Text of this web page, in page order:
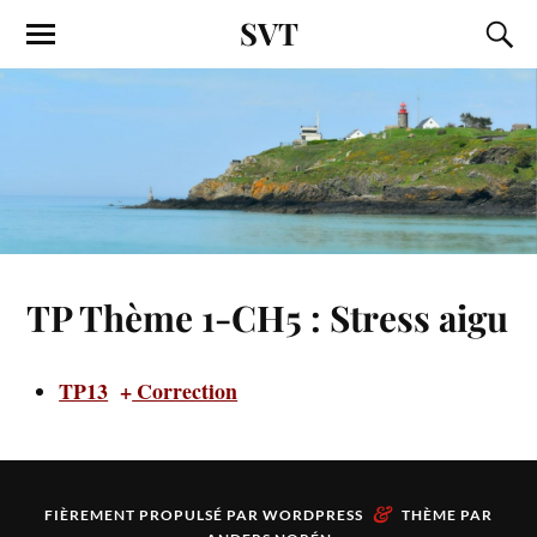
SVT
TP Thème 1-CH5 : Stress aigu
TP13 +Correction
FIÈREMENT PROPULSÉ PAR WORDPRESS & THÈME PAR